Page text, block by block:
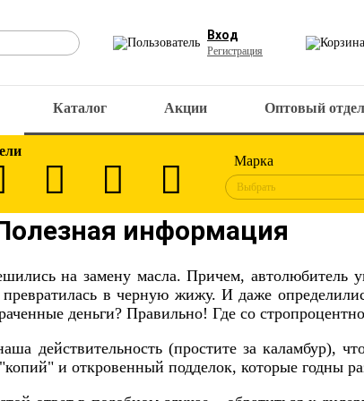
Вход
Регистрация
Каталог Акции Оптовый отдел
Марка
Выбрать
информация
на замену масла. Причем, автолюбитель
превратилась в черную жижу. И даже
деньги? Правильно! Где со
действительность (простите за каламбур),
и откровенный подделок, которые годны